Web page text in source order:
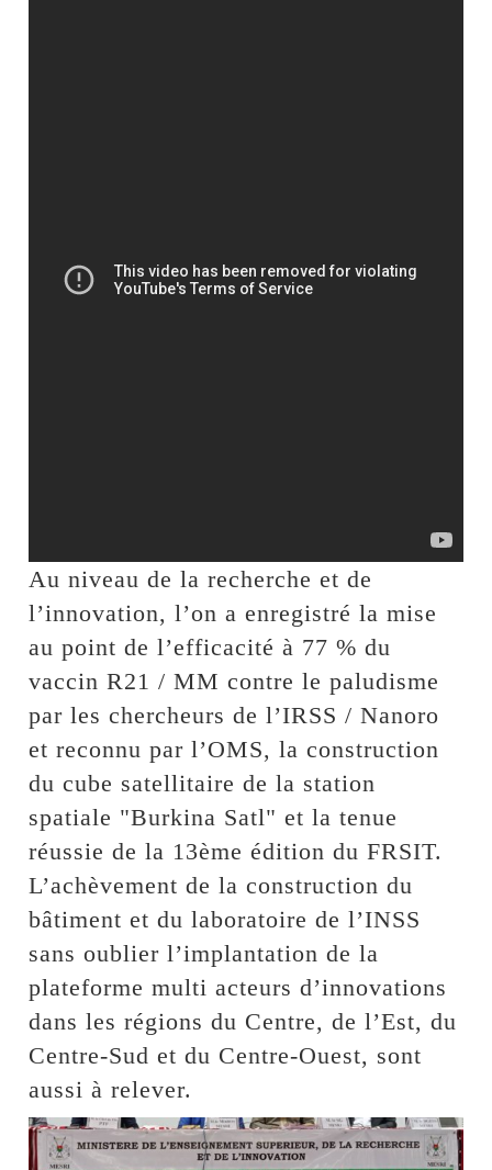
Au niveau de la recherche et de
l’innovation, l’on a enregistré la mise
au point de l’efficacité à 77 % du
vaccin R21 / MM contre le paludisme
par les chercheurs de l’IRSS / Nanoro
et reconnu par l’OMS, la construction
du cube satellitaire de la station
spatiale "Burkina Satl" et la tenue
réussie de la 13ème édition du FRSIT.
L’achèvement de la construction du
bâtiment et du laboratoire de l’INSS
sans oublier l’implantation de la
plateforme multi acteurs d’innovations
dans les régions du Centre, de l’Est, du
Centre-Sud et du Centre-Ouest, sont
aussi à relever.